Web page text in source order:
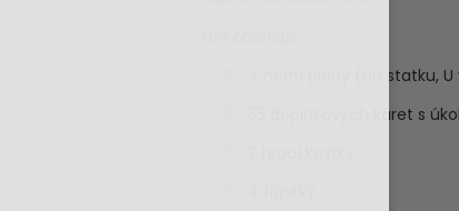
4 herní plány (Na statku,
55 doplňkových karet s